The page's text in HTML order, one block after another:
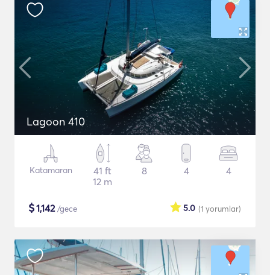
Lagoon 410
Katamaran
41 ft
12 m
8 4 4
$1,142/gece (1 yorumlar)
5.0